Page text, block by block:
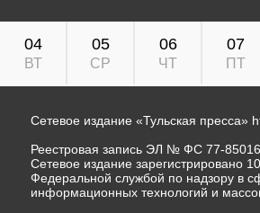
04
ВТ
05
СР
06
ЧТ
07
ПТ
Сетевое издание «Тульская пресса»
Реестровая запись ЭЛ № ФС 77-85016
Сетевое издание зарегистрировано
Федеральной службой по надзору в
информационных технологий и